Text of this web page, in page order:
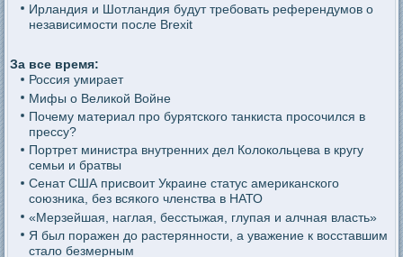
Ирландия и Шотландия будут требовать референдумов о
независимости после Brexit
За все время:
Россия умирает
Мифы о Великой Войне
Почему материал про бурятского танкиста просочился в
прессу?
Портрет министра внутренних дел Колокольцева в кругу
семьи и братвы
Сенат США присвоит Украине статус американского
союзника, без всякого членства в НАТО
«Мерзейшая, наглая, бесстыжая, глупая и алчная власть»
Я был поражен до растерянности, а уважение к восставшим
стало безмерным